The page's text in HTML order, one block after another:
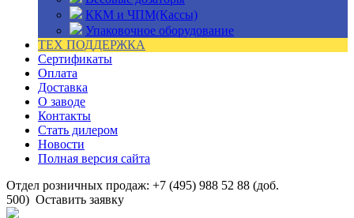
ККМ и ЧПМ(Кассы)
Упаковочное оборудование
ТЕХ ПОДДЕРЖКА
Сертификаты
Оплата
Доставка
О заводе
Контакты
Стать дилером
Новости
Полная версия сайта
Отдел розничных продаж: +7 (495) 988 52 88 (доб.
500) Оставить заявку